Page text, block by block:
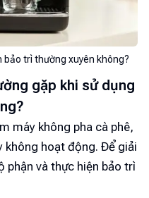
bảo trì thường xuyên không?
gặp khi sử dụng
máy không pha cà phê,
không hoạt động. Để giải
phận và thực hiện bảo trì